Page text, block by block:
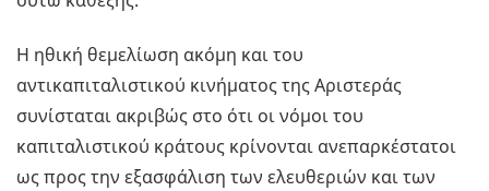
Η ηθική θεμελίωση ακόμη και του
αντικαπιταλιστικού κινήματος της Αριστεράς
συνίσταται ακριβώς στο ότι οι νόμοι του
καπιταλιστικού κράτους κρίνονται ανεπαρκέστατοι
ως προς την εξασφάλιση των ελευθεριών και των